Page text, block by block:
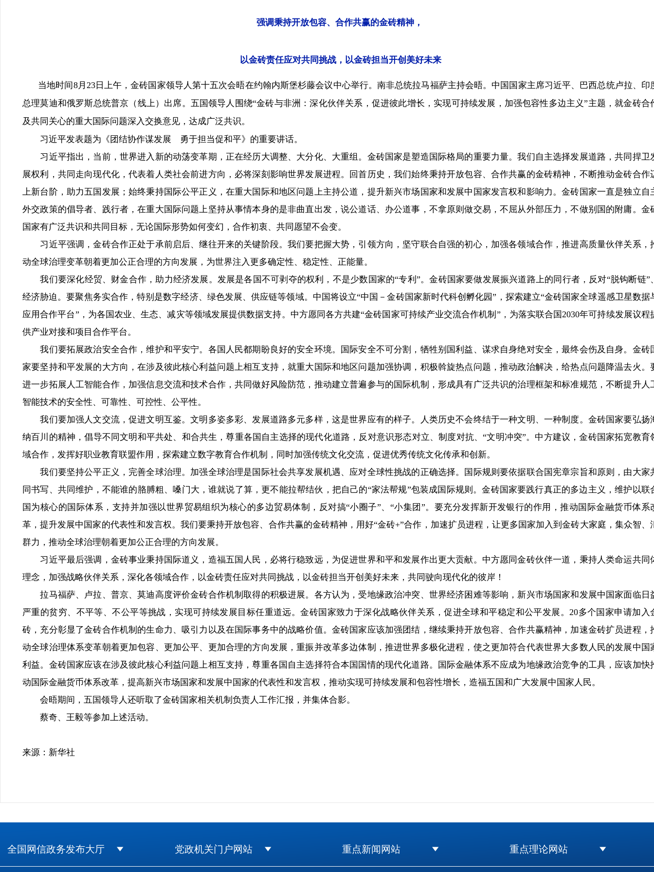
强调秉持开放包容、合作共赢的金砖精神，
以金砖责任应对共同挑战，以金砖担当开创美好未来
当地时间8月23日上午，金砖国家领导人第十五次会晤在约翰内斯堡杉藤会议中心举行。南非总统拉马福萨主持会晤。中国国家主席习近平、巴西总统卢拉、印
总理莫迪和俄罗斯总统普京（线上）出席。五国领导人围绕“金砖与非洲：深化伙伴关系，促进彼此增长，实现可持续发展，加强包容性多边主义”主题，就金砖合
及共同关心的重大国际问题深入交换意见，达成广泛共识。
习近平发表题为《团结协作谋发展 勇于担当促和平》的重要讲话。
习近平指出，当前，世界进入新的动荡变革期，正在经历大调整、大分化、大重组。金砖国家是塑造国际格局的重要力量。我们自主选择发展道路，共同捍卫
展权利，共同走向现代化，代表着人类社会前进方向，必将深刻影响世界发展进程。回首历史，我们始终秉持开放包容、合作共赢的金砖精神，不断推动金砖合作
上新台阶，助力五国发展；始终秉持国际公平正义，在重大国际和地区问题上主持公道，提升新兴市场国家和发展中国家发言权和影响力。金砖国家一直是独立自
外交政策的倡导者、践行者，在重大国际问题上坚持从事情本身的是非曲直出发，说公道话、办公道事，不拿原则做交易，不屈从外部压力，不做别国的附庸。金
国家有广泛共识和共同目标，无论国际形势如何变幻，合作初衷、共同愿望不会变。
习近平强调，金砖合作正处于承前启后、继往开来的关键阶段。我们要把握大势，引领方向，坚守联合自强的初心，加强各领域合作，推进高质量伙伴关系，
动全球治理变革朝着更加公正合理的方向发展，为世界注入更多确定性、稳定性、正能量。
我们要深化经贸、财金合作，助力经济发展。发展是各国不可剥夺的权利，不是少数国家的“专利”。金砖国家要做发展振兴道路上的同行者，反对“脱钩断链”
经济胁迫。要聚焦务实合作，特别是数字经济、绿色发展、供应链等领域。中国将设立“中国－金砖国家新时代科创孵化园”，探索建立“金砖国家全球遥感卫星数据
应用合作平台”，为各国农业、生态、减灾等领域发展提供数据支持。中方愿同各方共建“金砖国家可持续产业交流合作机制”，为落实联合国2030年可持续发展议程
供产业对接和项目合作平台。
我们要拓展政治安全合作，维护和平安宁。各国人民都期盼良好的安全环境。国际安全不可分割，牺牲别国利益、谋求自身绝对安全，最终会伤及自身。金砖
家要坚持和平发展的大方向，在涉及彼此核心利益问题上相互支持，就重大国际和地区问题加强协调，积极斡旋热点问题，推动政治解决，给热点问题降温去火。
进一步拓展人工智能合作，加强信息交流和技术合作，共同做好风险防范，推动建立普遍参与的国际机制，形成具有广泛共识的治理框架和标准规范，不断提升人
智能技术的安全性、可靠性、可控性、公平性。
我们要加强人文交流，促进文明互鉴。文明多姿多彩、发展道路多元多样，这是世界应有的样子。人类历史不会终结于一种文明、一种制度。金砖国家要弘扬
纳百川的精神，倡导不同文明和平共处、和合共生，尊重各国自主选择的现代化道路，反对意识形态对立、制度对抗、“文明冲突”。中方建议，金砖国家拓宽教育
域合作，发挥好职业教育联盟作用，探索建立数字教育合作机制，同时加强传统文化交流，促进优秀传统文化传承和创新。
我们要坚持公平正义，完善全球治理。加强全球治理是国际社会共享发展机遇、应对全球性挑战的正确选择。国际规则要依据联合国宪章宗旨和原则，由大家
同书写、共同维护，不能谁的胳膊粗、嗓门大，谁就说了算，更不能拉帮结伙，把自己的“家法帮规”包装成国际规则。金砖国家要践行真正的多边主义，维护以联
国为核心的国际体系，支持并加强以世界贸易组织为核心的多边贸易体制，反对搞“小圈子”、“小集团”。要充分发挥新开发银行的作用，推动国际金融货币体系
革，提升发展中国家的代表性和发言权。我们要秉持开放包容、合作共赢的金砖精神，用好“金砖+”合作，加速扩员进程，让更多国家加入到金砖大家庭，集众智、
群力，推动全球治理朝着更加公正合理的方向发展。
习近平最后强调，金砖事业秉持国际道义，造福五国人民，必将行稳致远，为促进世界和平和发展作出更大贡献。中方愿同金砖伙伴一道，秉持人类命运共同
理念，加强战略伙伴关系，深化各领域合作，以金砖责任应对共同挑战，以金砖担当开创美好未来，共同驶向现代化的彼岸！
拉马福萨、卢拉、普京、莫迪高度评价金砖合作机制取得的积极进展。各方认为，受地缘政治冲突、世界经济困难等影响，新兴市场国家和发展中国家面临日
严重的贫穷、不平等、不公平等挑战，实现可持续发展目标任重道远。金砖国家致力于深化战略伙伴关系，促进全球和平稳定和公平发展。20多个国家申请加入
砖，充分彰显了金砖合作机制的生命力、吸引力以及在国际事务中的战略价值。金砖国家应该加强团结，继续秉持开放包容、合作共赢精神，加速金砖扩员进程，
动全球治理体系变革朝着更加包容、更加公平、更加合理的方向发展，重振并改革多边体制，推进世界多极化进程，使之更加符合代表世界大多数人民的发展中国
利益。金砖国家应该在涉及彼此核心利益问题上相互支持，尊重各国自主选择符合本国国情的现代化道路。国际金融体系不应成为地缘政治竞争的工具，应该加快
动国际金融货币体系改革，提高新兴市场国家和发展中国家的代表性和发言权，推动实现可持续发展和包容性增长，造福五国和广大发展中国家人民。
会晤期间，五国领导人还听取了金砖国家相关机制负责人工作汇报，并集体合影。
蔡奇、王毅等参加上述活动。
来源：新华社
全国网信政务发布大厅 党政机关门户网站 重点新闻网站 重点理论网站